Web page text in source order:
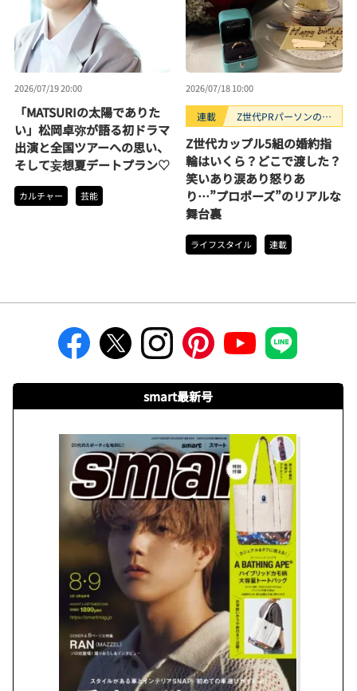
2026/07/19 20:00
「MATSURIの太陽でありた
い」松岡卓弥が語る初ドラマ
出演と全国ツアーへの思い、
そして妄想夏デートプラン♡
カルチャー 芸能
2026/07/18 10:00
連載
Z世代PRパーソンのキ
Z世代カップル5組の婚約指
輪はいくら？どこで渡した？
笑いあり涙あり怒りあ
り…”プロポーズ”のリアルな
舞台裏
ライフスタイル 連載
smart最新号